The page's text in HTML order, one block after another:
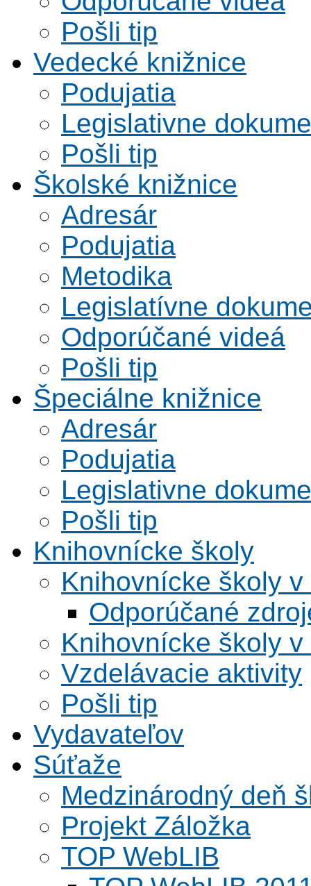
Pošli tip
Vedecké knižnice
Podujatia
Legislativne
Pošli tip
Školské knižnice
Adresár
Podujatia
Metodika
Legislatívne
Odporúčané videá
Pošli tip
Špeciálne knižnice
Adresár
Podujatia
Legislativne
Pošli tip
Knihovnícke školy
Knihovnícke školy v
Odporúčané
Knihovnícke školy v
Vzdelávacie aktivity
Pošli tip
Vydavateľov
Súťaže
Medzinárodný deň
Projekt Záložka
TOP WebLIB